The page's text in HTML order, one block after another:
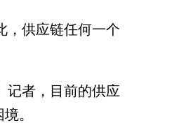
供应链任何一个
者，目前的供应
。